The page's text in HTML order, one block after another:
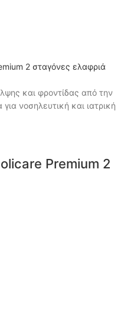
Premium 2